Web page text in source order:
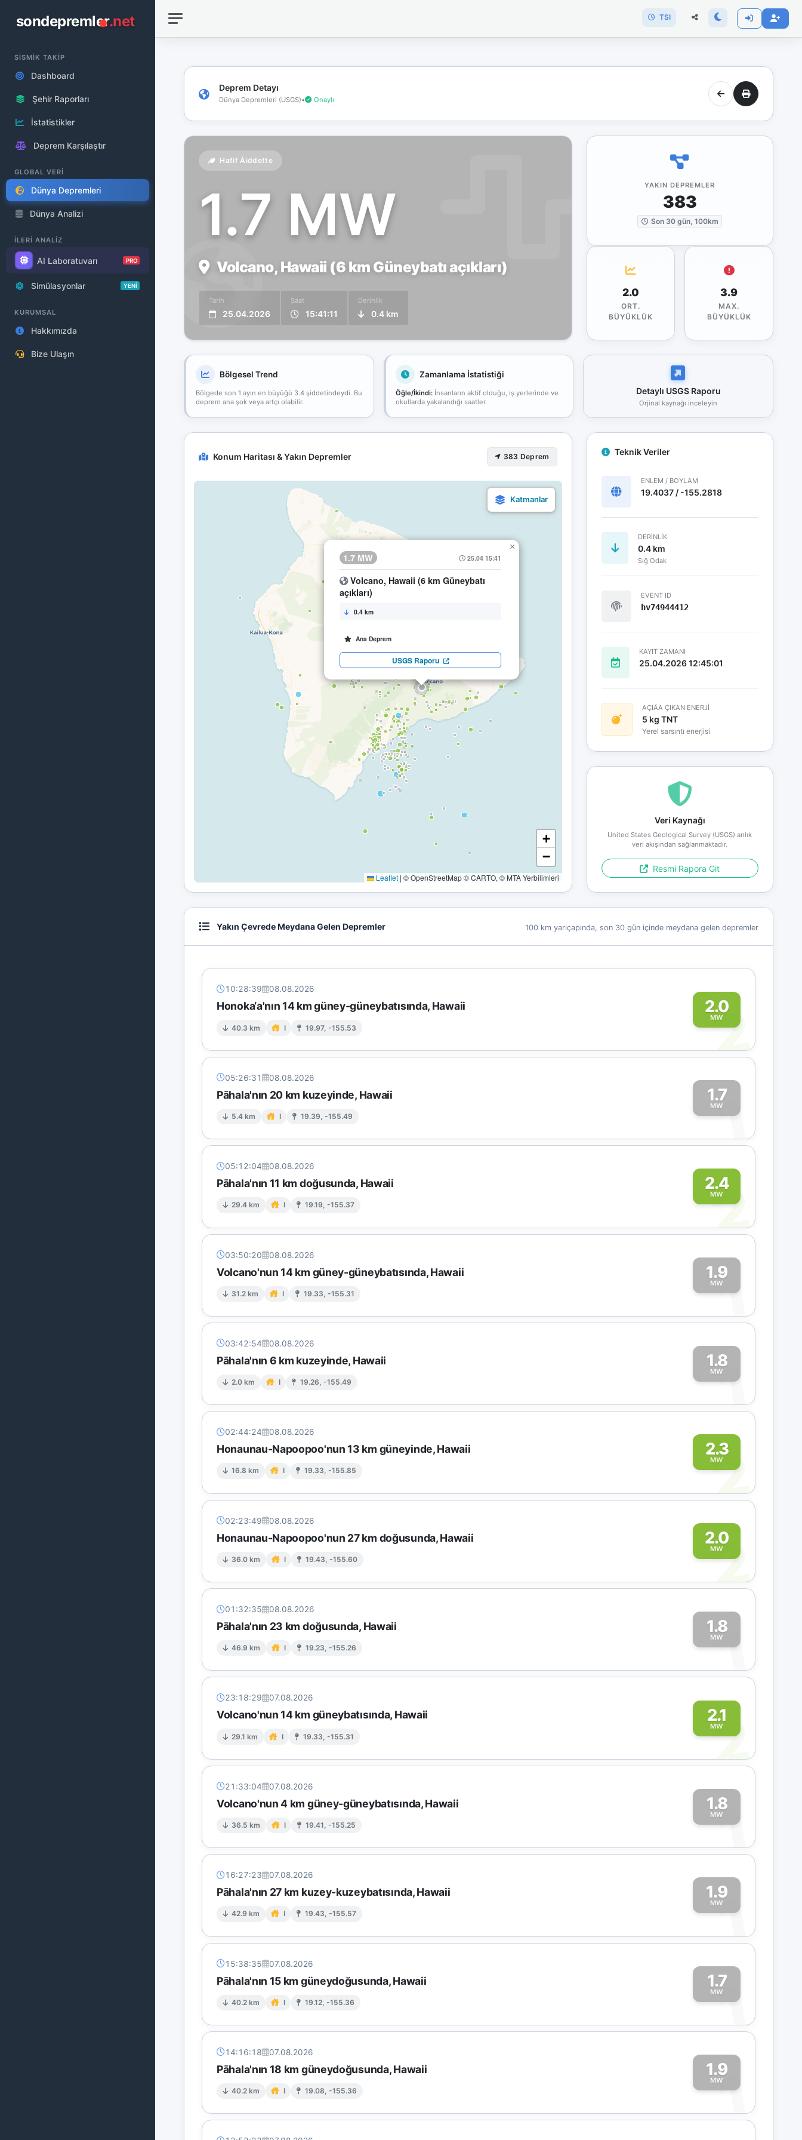
sondepremler.net
SİSMİK TAKİP
Dashboard
Şehir Raporları
İstatistikler
Deprem Karşılaştır
GLOBAL VERİ
Dünya Depremleri
Dünya Analizi
İLERİ ANALİZ
AI Laboratuvarı PRO
Simülasyonlar YENİ
KURUMSAL
Hakkımızda
Bize Ulaşın
TSI
Deprem Detayı
Dünya Depremleri (USGS)• Onaylı
Hafif Åiddette
1.7 MW
Volcano, Hawaii (6 km Güneybatı açıkları)
Tarih
25.04.2026
Saat
15:41:11
Derinlik
0.4 km
YAKIN DEPREMLER
383
Son 30 gün, 100km
2.0
ORT.
BÜYÜKLÜK
3.9
MAX.
BÜYÜKLÜK
Bölgesel Trend
Bölgede son 1 ayın en büyüğü 3.4 şiddetindeydi. Bu
deprem ana şok veya artçı olabilir.
Zamanlama İstatistiği
Öğle/İkindi:İnsanların aktif olduğu, iş yerlerinde ve
okullarda yakalandığı saatler.
Detaylı USGS Raporu
Orjinal kaynağı inceleyin
Konum Haritası & Yakın Depremler 383 Deprem
1.7 MW 25.04 15:41
Volcano, Hawaii (6 km Güneybatı
açıkları)
0.4 km
Ana Deprem
USGS Raporu
×
+
−
Leaflet | © OpenStreetMap © CARTO, © MTA Yerbilimleri
Teknik Veriler
ENLEM / BOYLAM
19.4037 / -155.2818
DERINLIK
0.4 km
Sığ Odak
EVENT ID
hv74944412
KAYIT ZAMANI
25.04.2026 12:45:01
AÇIÄA ÇIKAN ENERJİ
5 kg TNT
Yerel sarsıntı enerjisi
Veri Kaynağı
United States Geological Survey (USGS) anlık
veri akışından sağlanmaktadır.
Resmi Rapora Git
Yakın Çevrede Meydana Gelen Depremler 100 km yarıçapında, son 30 gün içinde meydana gelen depremler
10:28:39 08.08.2026
Honoka‘a'nın 14 km güney-güneybatısında, Hawaii
40.3 km I 19.97, -155.53
2.0
MW
2
05:26:31 08.08.2026
Pāhala'nın 20 km kuzeyinde, Hawaii
5.4 km I 19.39, -155.49
1.7
MW
1
05:12:04 08.08.2026
Pāhala'nın 11 km doğusunda, Hawaii
29.4 km I 19.19, -155.37
2.4
MW
2
03:50:20 08.08.2026
Volcano'nun 14 km güney-güneybatısında, Hawaii
31.2 km I 19.33, -155.31
1.9
MW
1
03:42:54 08.08.2026
Pāhala'nın 6 km kuzeyinde, Hawaii
2.0 km I 19.26, -155.49
1.8
MW
1
02:44:24 08.08.2026
Honaunau-Napoopoo'nun 13 km güneyinde, Hawaii
16.8 km I 19.33, -155.85
2.3
MW
2
02:23:49 08.08.2026
Honaunau-Napoopoo'nun 27 km doğusunda, Hawaii
36.0 km I 19.43, -155.60
2.0
MW
2
01:32:35 08.08.2026
Pāhala'nın 23 km doğusunda, Hawaii
46.9 km I 19.23, -155.26
1.8
MW
1
23:18:29 07.08.2026
Volcano'nun 14 km güneybatısında, Hawaii
29.1 km I 19.33, -155.31
2.1
MW
2
21:33:04 07.08.2026
Volcano'nun 4 km güney-güneybatısında, Hawaii
36.5 km I 19.41, -155.25
1.8
MW
1
16:27:23 07.08.2026
Pāhala'nın 27 km kuzey-kuzeybatısında, Hawaii
42.9 km I 19.43, -155.57
1.9
MW
1
15:38:35 07.08.2026
Pāhala'nın 15 km güneydoğusunda, Hawaii
40.2 km I 19.12, -155.36
1.7
MW
1
14:16:18 07.08.2026
Pāhala'nın 18 km güneydoğusunda, Hawaii
40.2 km I 19.08, -155.36
1.9
MW
1
bağlantınız